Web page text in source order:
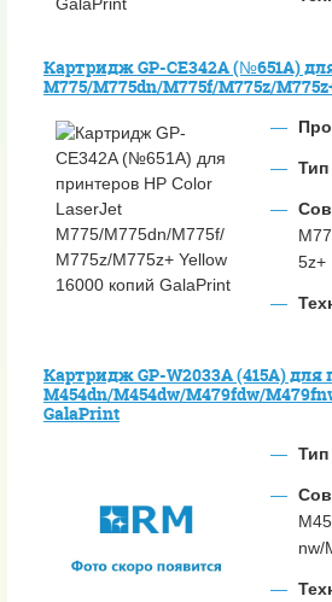
Картридж GP-CE342A (№651A)
M775/M775dn/M775f/M775z/
Тип
5z+
Картридж GP-W2033A (415A) для
M454dn/M454dw/M479fdw/
GalaPrint
Тип
nw/